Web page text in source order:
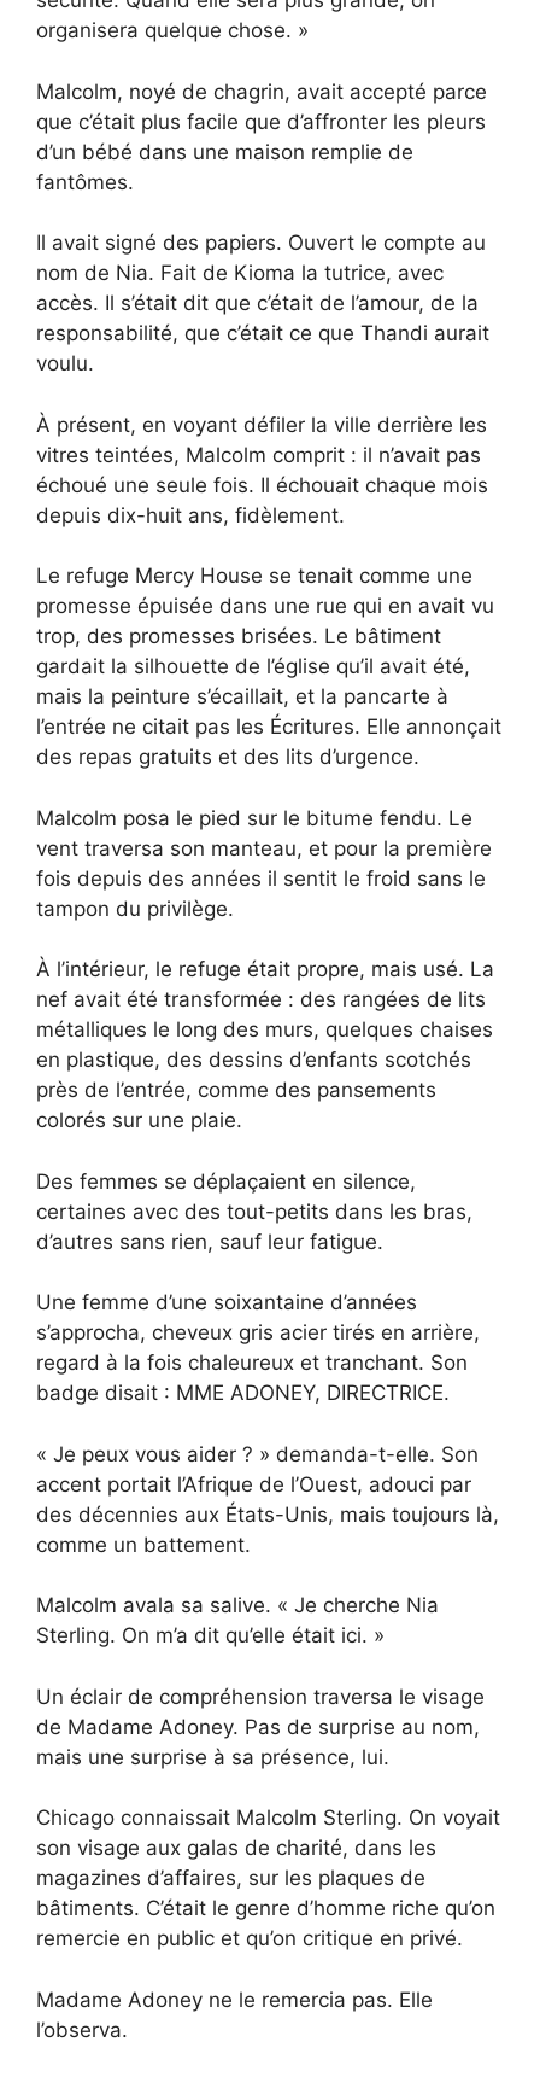
organisera quelque chose. »
Malcolm, noyé de chagrin, avait accepté parce
que c’était plus facile que d’affronter les pleurs
d’un bébé dans une maison remplie de
fantômes.
Il avait signé des papiers. Ouvert le compte au
nom de Nia. Fait de Kioma la tutrice, avec
accès. Il s’était dit que c’était de l’amour, de la
responsabilité, que c’était ce que Thandi aurait
voulu.
À présent, en voyant défiler la ville derrière les
vitres teintées, Malcolm comprit : il n’avait pas
échoué une seule fois. Il échouait chaque mois
depuis dix-huit ans, fidèlement.
Le refuge Mercy House se tenait comme une
promesse épuisée dans une rue qui en avait vu
trop, des promesses brisées. Le bâtiment
gardait la silhouette de l’église qu’il avait été,
mais la peinture s’écaillait, et la pancarte à
l’entrée ne citait pas les Écritures. Elle annonçait
des repas gratuits et des lits d’urgence.
Malcolm posa le pied sur le bitume fendu. Le
vent traversa son manteau, et pour la première
fois depuis des années il sentit le froid sans le
tampon du privilège.
À l’intérieur, le refuge était propre, mais usé. La
nef avait été transformée : des rangées de lits
métalliques le long des murs, quelques chaises
en plastique, des dessins d’enfants scotchés
près de l’entrée, comme des pansements
colorés sur une plaie.
Des femmes se déplaçaient en silence,
certaines avec des tout-petits dans les bras,
d’autres sans rien, sauf leur fatigue.
Une femme d’une soixantaine d’années
s’approcha, cheveux gris acier tirés en arrière,
regard à la fois chaleureux et tranchant. Son
badge disait : MME ADONEY, DIRECTRICE.
« Je peux vous aider ? » demanda-t-elle. Son
accent portait l’Afrique de l’Ouest, adouci par
des décennies aux États-Unis, mais toujours là,
comme un battement.
Malcolm avala sa salive. « Je cherche Nia
Sterling. On m’a dit qu’elle était ici. »
Un éclair de compréhension traversa le visage
de Madame Adoney. Pas de surprise au nom,
mais une surprise à sa présence, lui.
Chicago connaissait Malcolm Sterling. On voyait
son visage aux galas de charité, dans les
magazines d’affaires, sur les plaques de
bâtiments. C’était le genre d’homme riche qu’on
remercie en public et qu’on critique en privé.
Madame Adoney ne le remercia pas. Elle
l’observa.